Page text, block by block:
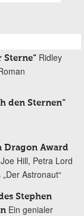
Sterne“ Ridley
den Sternen“
Award
Hill, Petra Lord
Astronaut“
Stephen
Ein genialer